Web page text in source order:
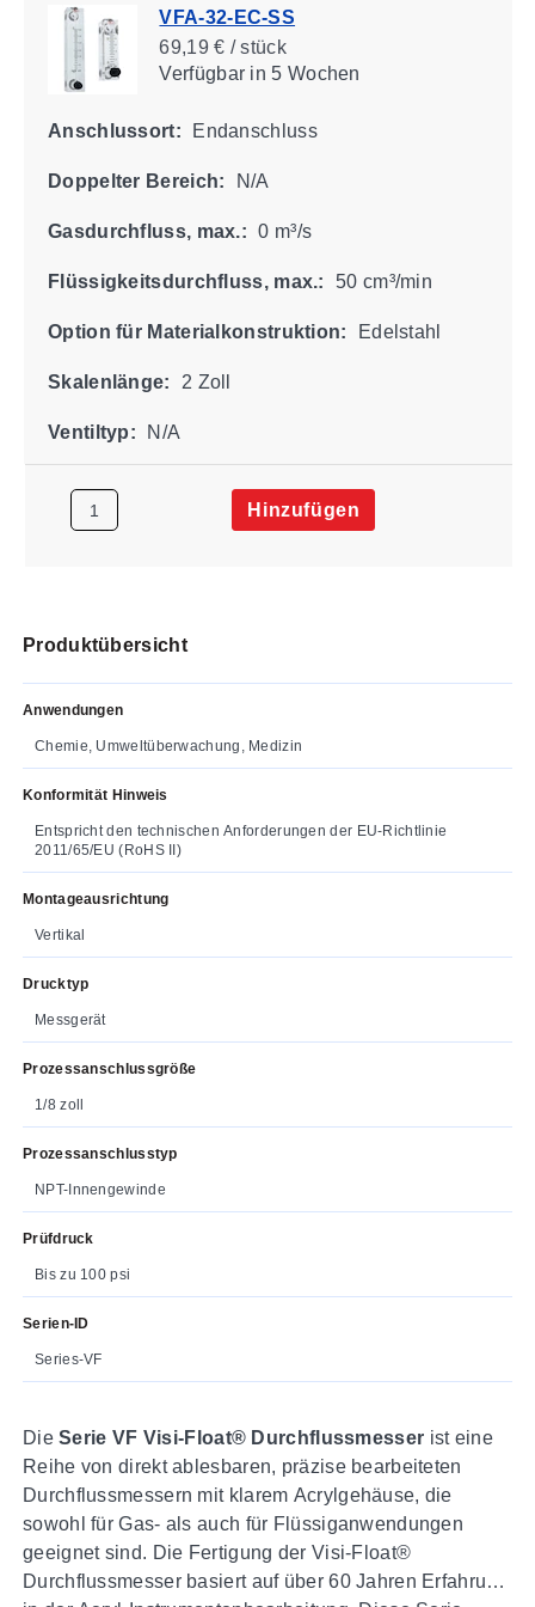
VFA-32-EC-SS
69,19 € / stück
Verfügbarin 5 Wochen
Anschlussort: Endanschluss
Doppelter Bereich: N/A
Gasdurchfluss, max.: 0 m³/s
Flüssigkeitsdurchfluss, max.: 50 cm³/min
Option für Materialkonstruktion: Edelstahl
Skalenlänge: 2 Zoll
Ventiltyp: N/A
Hinzufügen
Produktübersicht
Anwendungen
Chemie, Umweltüberwachung, Medizin
Konformität Hinweis
Entspricht den technischen Anforderungen der EU-Richtlinie
2011/65/EU (RoHS II)
Montageausrichtung
Vertikal
Drucktyp
Messgerät
Prozessanschlussgröße
1/8 zoll
Prozessanschlusstyp
NPT-Innengewinde
Prüfdruck
Bis zu 100 psi
Serien-ID
Series-VF
DieSerie VF Visi-Float® Durchflussmesser ist eine
Reihe von direkt ablesbaren, präzise bearbeiteten
Durchflussmessern mit klarem Acrylgehäuse, die
sowohl für Gas- als auch für Flüssiganwendungen
geeignet sind. Die Fertigung der Visi-Float®
Durchflussmesser basiert auf über 60 Jahren Erfahrung